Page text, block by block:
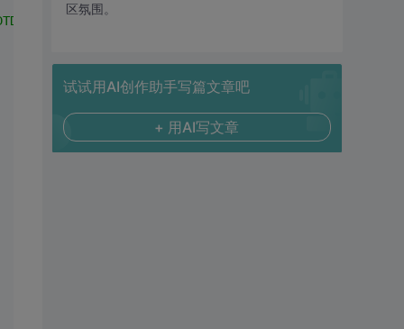
xhtml1-transitional.dtd"
区氛围。
试试用AI创作助手写篇文章吧
+ 用AI写文章